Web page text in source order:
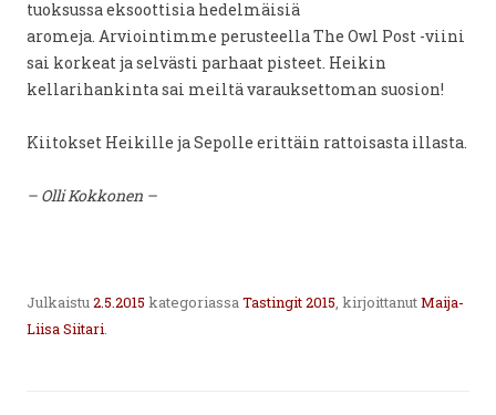
tuoksussa eksoottisia hedelmäisiä
aromeja. Arviointimme perusteella The Owl Post -viini
sai korkeat ja selvästi parhaat pisteet. Heikin
kellarihankinta sai meiltä varauksettoman suosion!
Kiitokset Heikille ja Sepolle erittäin rattoisasta illasta.
– Olli Kokkonen –
Julkaistu2.5.2015 kategoriassaTastingit 2015, kirjoittanutMaija-
Liisa Siitari.